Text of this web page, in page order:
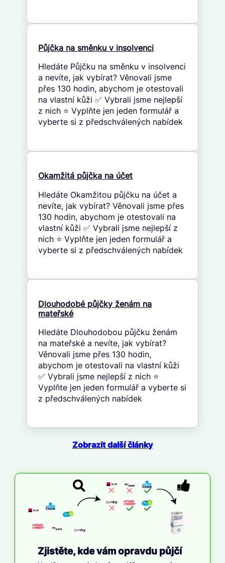
Půjčka na směnku v insolvenci
Hledáte Půjčku na směnku v insolvenci
a nevíte, jak vybírat? Věnovali jsme
přes 130 hodin, abychom je otestovali
na vlastní kůži ✅ Vybrali jsme nejlepší
z nich ⭐ Vyplňte jen jeden formulář a
vyberte si z předschválených nabídek
Okamžitá půjčka na účet
Hledáte Okamžitou půjčku na účet a
nevíte, jak vybírat? Věnovali jsme přes
130 hodin, abychom je otestovali na
vlastní kůži ✅ Vybrali jsme nejlepší z
nich ⭐ Vyplňte jen jeden formulář a
vyberte si z předschválených nabídek
Dlouhodobé půjčky ženám na
mateřské
Hledáte Dlouhodobou půjčku ženám
na mateřské a nevíte, jak vybírat?
Věnovali jsme přes 130 hodin,
abychom je otestovali na vlastní kůži
✅ Vybrali jsme nejlepší z nich ⭐
Vyplňte jen jeden formulář a vyberte si
z předschválených nabídek
Zobrazit další články
Zjistěte, kde vám opravdu půjčí